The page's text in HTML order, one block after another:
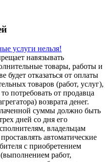
услуги нельзя!
навязывать
товары, работы и
будет отказаться от оплаты
товаров (работ, услуг),
потребовать от продавца
возврата денег.
суммы должно быть
дней со дня его
владельцам
автоматические
с приобретением
работ,